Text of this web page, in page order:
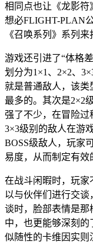
相同点也让《龙影符
想必FLIGHT-PLAN
《召唤系列》系列来
游戏还引进了“体格
划分为1×1、2×2、
就是普通敌人，该类
最多的。其次是2×2
强了不少，在冒险过
3×3级别的敌人在游
BOSS级敌人，玩家
易度，从而制定有效
在战斗闲暇时，玩家
以与伙伴们进行交
谈时，脸部表情是那
中，也更能够深刻
似随性的卡维因实则